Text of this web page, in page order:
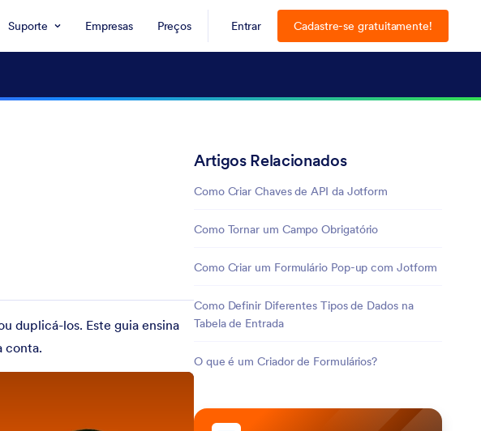
Suporte Empresas Preços Entrar Cadastre-se gratuitamente!
duplicá-los. Este guia ensina
conta.
Artigos Relacionados
Como Criar Chaves de API da Jotform
Como Tornar um Campo Obrigatório
Como Criar um Formulário Pop-up com Jotform
Como Definir Diferentes Tipos de Dados na
Tabela de Entrada
O que é um Criador de Formulários?